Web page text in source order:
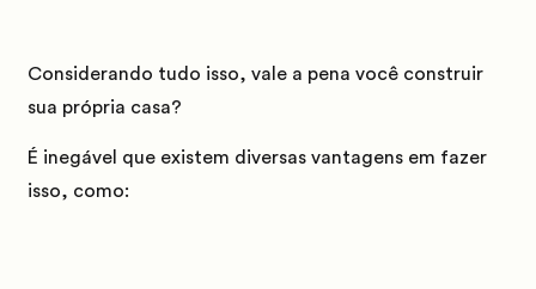
Considerando tudo isso, vale a pena você construir
sua própria casa?
É inegável que existem diversas vantagens em fazer
isso, como: